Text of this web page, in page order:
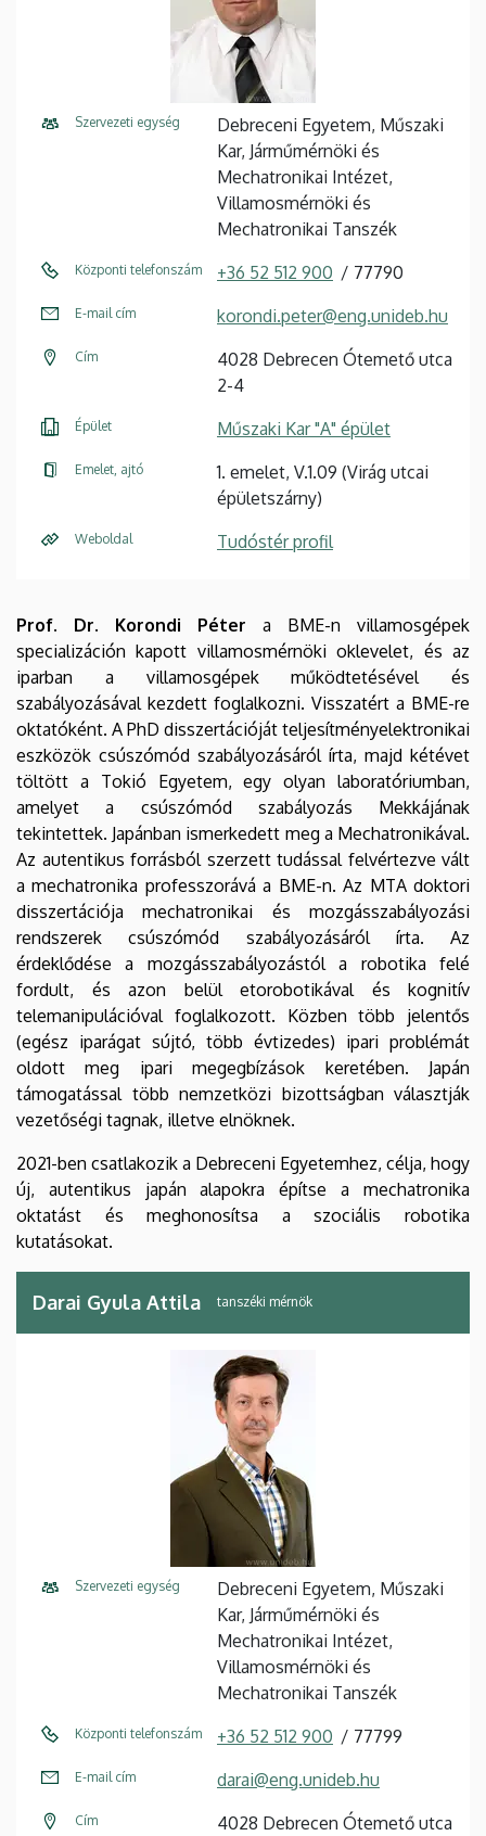
Szervezeti egység
Debreceni Egyetem, Műszaki
Kar, Járműmérnöki és
Mechatronikai Intézet,
Villamosmérnöki és
Mechatronikai Tanszék
Központi telefonszám +36 52 512 900 77790
E-mail cím korondi.peter@eng.unideb.hu
Cím
4028 Debrecen Ótemető utca
2-4
Épület Műszaki Kar "A" épület
Emelet, ajtó
1. emelet, V.1.09 (Virág utcai
épületszárny)
Weboldal Tudóstér profil
Prof. Dr. Korondi Péter a BME-n villamosgépek
specializáción kapott villamosmérnöki oklevelet, és az
iparban a villamosgépek működtetésével és
szabályozásával kezdett foglalkozni. Visszatért a BME-re
oktatóként. A PhD disszertációját teljesítményelektronikai
eszközök csúszómód szabályozásáról írta, majd kétévet
töltött a Tokió Egyetem, egy olyan laboratóriumban,
amelyet a csúszómód szabályozás Mekkájának
tekintettek. Japánban ismerkedett meg a Mechatronikával.
Az autentikus forrásból szerzett tudással felvértezve vált
a mechatronika professzorává a BME-n. Az MTA doktori
disszertációja mechatronikai és mozgásszabályozási
rendszerek csúszómód szabályozásáról írta. Az
érdeklődése a mozgásszabályozástól a robotika felé
fordult, és azon belül etorobotikával és kognitív
telemanipulációval foglalkozott. Közben több jelentős
(egész iparágat sújtó, több évtizedes) ipari problémát
oldott meg ipari megegbízások keretében. Japán
támogatással több nemzetközi bizottságban választják
vezetőségi tagnak, illetve elnöknek.
2021-ben csatlakozik a Debreceni Egyetemhez, célja, hogy
új, autentikus japán alapokra építse a mechatronika
oktatást és meghonosítsa a szociális robotika
kutatásokat.
Darai Gyula Attila tanszéki mérnök
Szervezeti egység
Debreceni Egyetem, Műszaki
Kar, Járműmérnöki és
Mechatronikai Intézet,
Villamosmérnöki és
Mechatronikai Tanszék
Központi telefonszám +36 52 512 900 77799
E-mail cím darai@eng.unideb.hu
Cím
4028 Debrecen Ótemető utca